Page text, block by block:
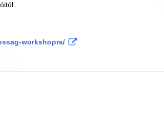
workshopra/